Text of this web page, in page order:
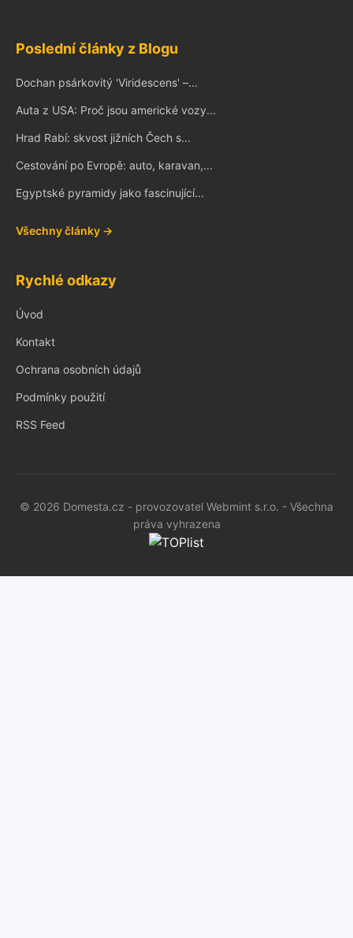
Poslední články z Blogu
Dochan psárkovitý 'Viridescens' –...
Auta z USA: Proč jsou americké vozy...
Hrad Rabí: skvost jižních Čech s...
Cestování po Evropě: auto, karavan,...
Egyptské pyramidy jako fascinující...
Všechny články →
Rychlé odkazy
Úvod
Kontakt
Ochrana osobních údajů
Podmínky použití
RSS Feed
© 2026 Domesta.cz - provozovatel Webmint s.r.o. - Všechna
práva vyhrazena